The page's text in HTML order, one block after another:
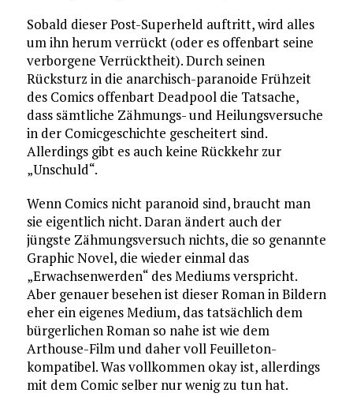
Sobald dieser Post-Superheld auftritt, wird alles
um ihn herum verrückt (oder es offenbart seine
verborgene Verrücktheit). Durch seinen
Rücksturz in die anarchisch-paranoide Frühzeit
des Comics offenbart Deadpool die Tatsache,
dass sämtliche Zähmungs- und Heilungsversuche
in der Comicgeschichte gescheitert sind.
Allerdings gibt es auch keine Rückkehr zur
„Unschuld“.
Wenn Comics nicht paranoid sind, braucht man
sie eigentlich nicht. Daran ändert auch der
jüngste Zähmungsversuch nichts, die so genannte
Graphic Novel, die wieder einmal das
„Erwachsenwerden“ des Mediums verspricht.
Aber genauer besehen ist dieser Roman in Bildern
eher ein eigenes Medium, das tatsächlich dem
bürgerlichen Roman so nahe ist wie dem
Arthouse-Film und daher voll Feuilleton-
kompatibel. Was vollkommen okay ist, allerdings
mit dem Comic selber nur wenig zu tun hat.